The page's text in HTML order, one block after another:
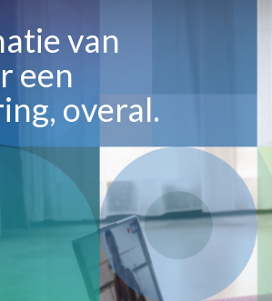
van
een
overal.